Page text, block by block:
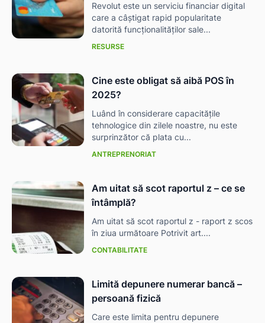
Revolut este un serviciu financiar digital
care a câștigat rapid popularitate
datorită funcționalităților sale...
RESURSE
Cine este obligat să aibă POS în
2025?
Luând în considerare capacitățile
tehnologice din zilele noastre, nu este
surprinzător că plata cu...
ANTREPRENORIAT
Am uitat să scot raportul z – ce se
întâmplă?
Am uitat să scot raportul z - raport z scos
în ziua următoare Potrivit art....
CONTABILITATE
Limită depunere numerar bancă –
persoană fizică
Care este limita pentru depunere